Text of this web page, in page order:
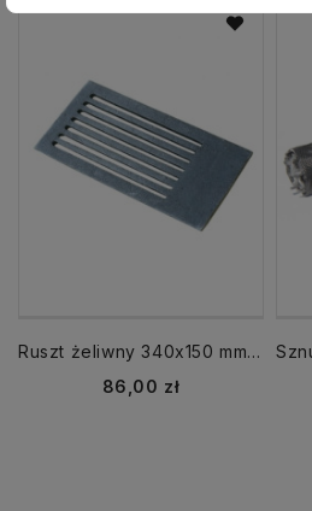
Ruszt żeliwny 340x150 mm do pieca kuchni GRUDZIĄDZ
Cena
86,00 zł